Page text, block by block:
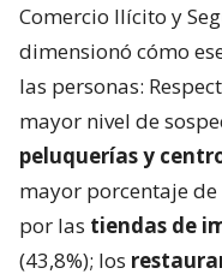
Comercio Ilícito y
dimensionó cómo
las personas:
mayor nivel de
peluquerías y
mayor porcentaje de
por las tiendas de
(43,8%); los